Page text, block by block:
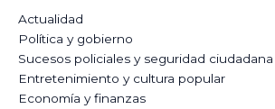
Actualidad
Política y gobierno
Sucesos policiales y seguridad ciudadana
Entretenimiento y cultura popular
Economía y finanzas